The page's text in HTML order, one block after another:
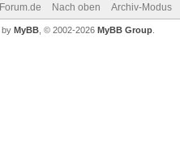
Nach oben Archiv-Modus
by MyBB , © 2002-2026 MyBB Group